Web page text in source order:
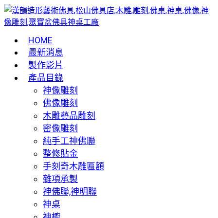
HOME
最新消息
製作影片
產品目錄
神像雕刻
佛像雕刻
木雕藝品雕刻
密像雕刻
純手工神佛聯
整修貼金
手刻奇木雕匾額
雜項承製
神佛聯,神明聯
神桌